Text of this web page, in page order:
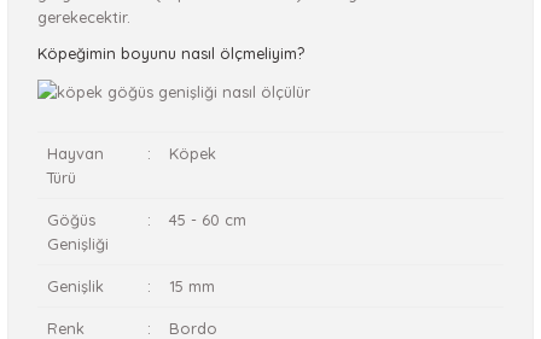
gerekecektir.
Köpeğimin boyunu nasıl ölçmeliyim?
Hayvan
Türü
: Köpek
Göğüs
Genişliği
: 45 - 60 cm
Genişlik : 15 mm
Renk : Bordo